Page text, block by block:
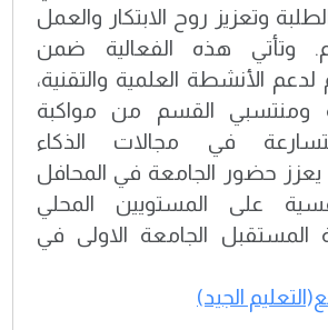
وتعزيز روح الابتكار والعمل
وتأتي هذه الفعالية ضمن
الأنشطة العلمية والتقنية،
ومنتسبي القسم من مواكبة
في مجالات الذكاء
يعزز حضور الجامعة في المحافل
على المستويين المحلي
المستقبل الجامعة الاولى في
الجيد)